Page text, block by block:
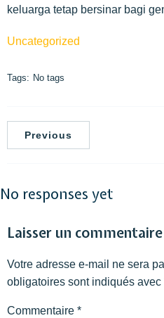
keluarga tetap bersinar bagi
Uncategorized
Tags: No tags
Previous
No responses yet
Laisser un commentaire
Votre adresse e-mail ne sera
obligatoires sont indiqués avec
Commentaire *